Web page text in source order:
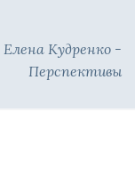
Елена Кудренко -
Перспективы